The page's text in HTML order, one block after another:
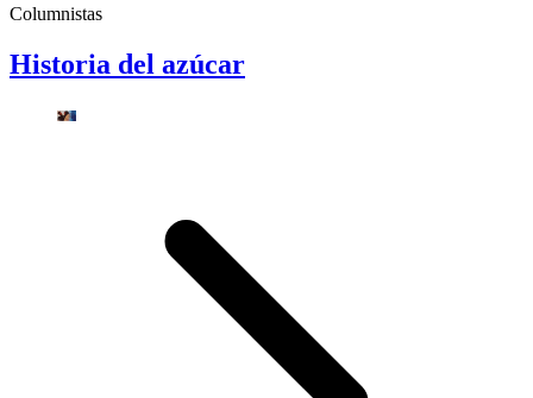
Columnistas
Historia del azúcar